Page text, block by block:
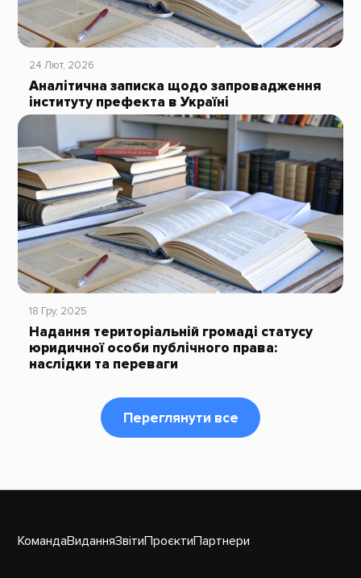
24 Лют, 2026
Аналітична записка щодо запровадження
інституту префекта в Україні
18 Гру, 2025
Надання територіальній громаді статусу
юридичної особи публічного права:
наслідки та переваги
Переглянути все
КомандаВиданняЗвітиПроєктиПартнери